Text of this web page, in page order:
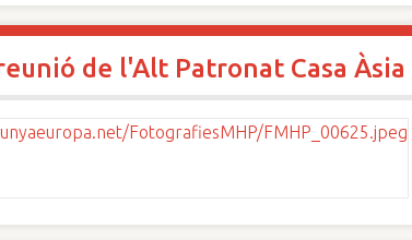
de l'Alt Patronat Casa Àsia